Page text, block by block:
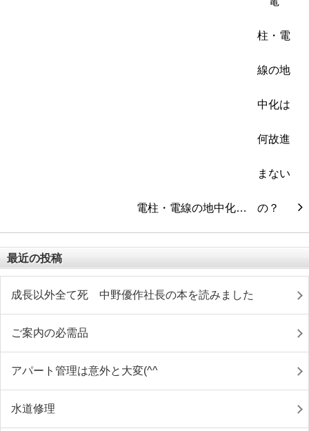
電柱・電線の地中化…
最近の投稿
成長以外全て死 中野優作社長の本を読みました
ご案内の必需品
アパート管理は意外と大変(^^ゞ
水道修理